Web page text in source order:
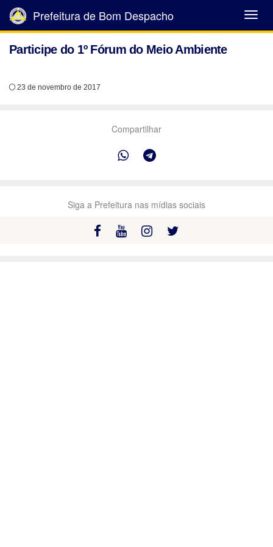
Abrir
Menu
Prefeitura de Bom Despacho
Participe do 1º Fórum do Meio Ambiente
23 de novembro de 2017
Compartilhar
Siga a Prefeitura nas mídias sociais